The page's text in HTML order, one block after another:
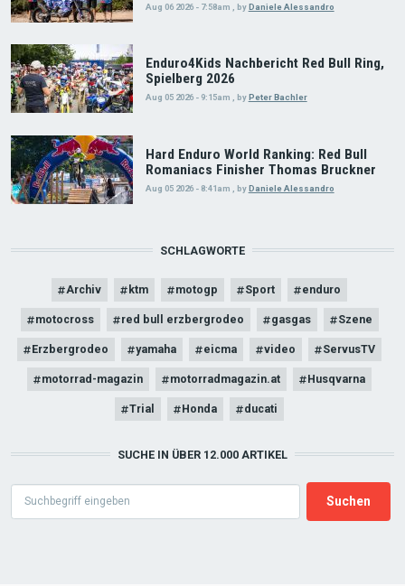
Aug 06 2026 - 7:58am byDaniele Alessandro
Enduro4Kids Nachbericht Red Bull Ring,
Spielberg 2026
Aug 05 2026 - 9:15am , by Peter Bachler
Hard Enduro World Ranking: Red Bull
Romaniacs Finisher Thomas Bruckner
Aug 05 2026 - 8:41am byDaniele Alessandro
SCHLAGWORTE
Archiv ktm motogp Sport enduro
motocross red bull erzbergrodeo gasgas Szene
Erzbergrodeo yamaha eicma video ServusTV
motorrad-magazin motorradmagazin.at Husqvarna
Trial Honda ducati
SUCHE IN ÜBER 12.000 ARTIKEL